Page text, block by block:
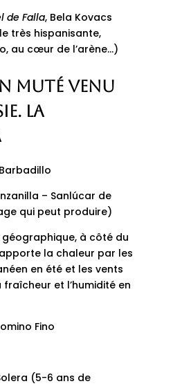
de Falla, Bela Kovacs
très hispanisante,
au cœur de l’arène…)
muté venu
La
– Sanlúcar de
qui peut produire)
géographique, à côté du
la chaleur par les
en été et les vents
et l’humidité en
Fino
(5-6 ans de